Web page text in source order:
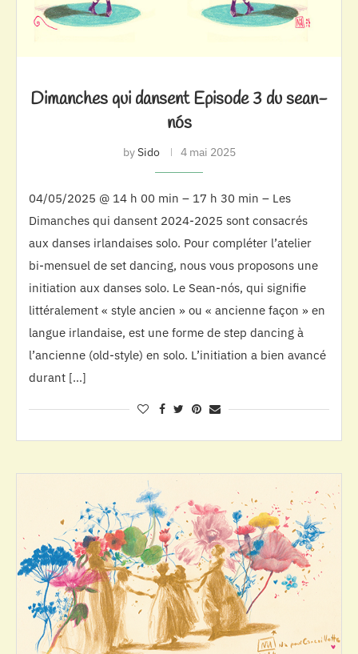
Dimanches qui dansent Episode 3 du sean-
nós
bySido 4 mai 2025
04/05/2025 @ 14 h 00 min – 17 h 30 min – Les
Dimanches qui dansent 2024-2025 sont consacrés
aux danses irlandaises solo. Pour compléter l’atelier
bi-mensuel de set dancing, nous vous proposons une
initiation aux danses solo. Le Sean-nós, qui signifie
littéralement « style ancien » ou « ancienne façon » en
langue irlandaise, est une forme de step dancing à
l’ancienne (old-style) en solo. L’initiation a bien avancé
durant […]